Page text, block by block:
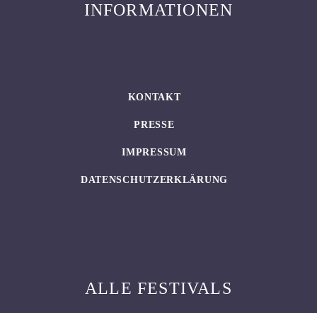
INFORMATIONEN
KONTAKT
PRESSE
IMPRESSUM
DATENSCHUTZERKLÄRUNG
ALLE FESTIVALS